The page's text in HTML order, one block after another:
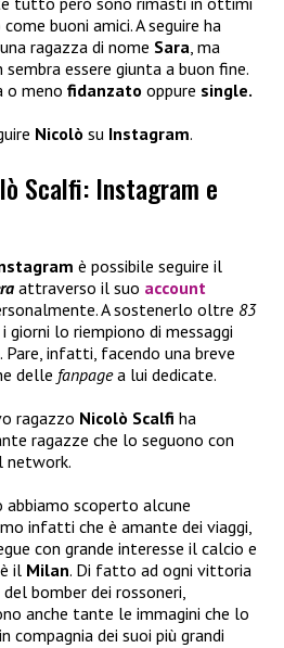
buoni amici. A seguire ha
ragazza di nome Sara , ma
essere giunta a buon fine.
o meno fidanzato oppure single.
Nicolò su Instagram.
Scalfi: Instagram e
è possibile seguire il
attraverso il suo account
A sostenerlo oltre 83
giorni lo riempiono di messaggi
infatti, facendo una breve
delle fanpagea lui dedicate.
ragazzo Nicolò Scalfi ha
ragazze che lo seguono con
network.
scoperto alcune
infatti che è amante dei viaggi,
con grande interesse il calcio e
il Milan. Di fatto ad ogni vittoria
bomber dei rossoneri,
anche tante le immagini che lo
compagnia dei suoi più grandi